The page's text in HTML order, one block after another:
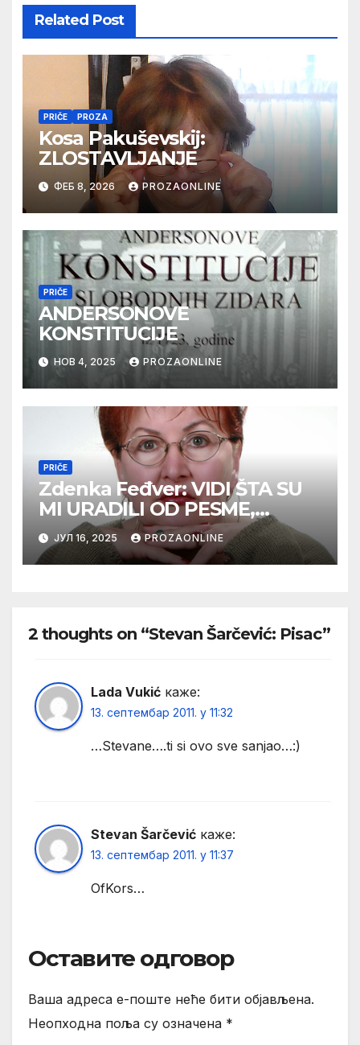
Related Post
PRIČE PROZA
Kosa Pakuševskij:
ZLOSTAVLJANJE
ФЕБ 8, 2026 PROZAONLINE
PRIČE
ANDERSONOVE
KONSTITUCIJE
НОВ 4, 2025 PROZAONLINE
PRIČE
Zdenka Feđver: VIDI ŠTA SU
MI URADILI OD PESME,
MAMA*
ЈУЛ 16, 2025 PROZAONLINE
2 thoughts on “Stevan Šarčević: Pisac”
Lada Vukić каже:
13. септембар 2011. у 11:32
…Stevane….ti si ovo sve sanjao…:)
Stevan Šarčević каже:
13. септембар 2011. у 11:37
OfKors…
Оставите одговор
Ваша адреса е-поште неће бити објављена.
Неопходна поља су означена *